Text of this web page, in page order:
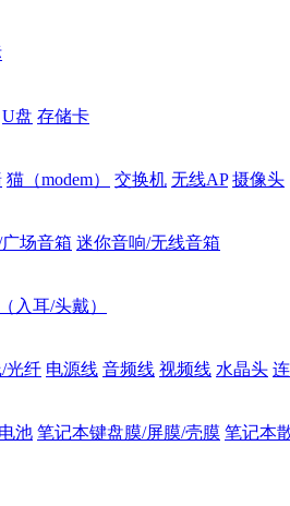
U盘 存储卡
猫（modem） 交换机 无线AP 摄像头
场音箱 迷你音响/无线音箱
入耳/头戴）
光纤 电源线 音频线 视频线 水晶头
池 笔记本键盘膜/屏膜/壳膜 笔记本